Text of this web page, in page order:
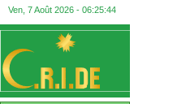
Ven, 7 Août 2026 - 06:25:44